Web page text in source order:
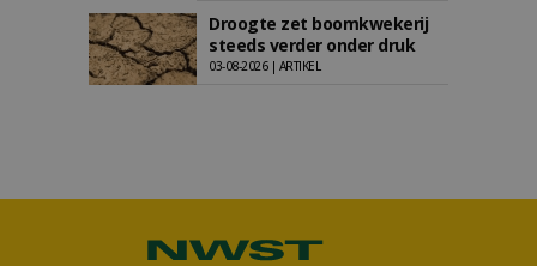
Droogte zet boomkwekerij
steeds verder onder druk
03-08-2026 | ARTIKEL